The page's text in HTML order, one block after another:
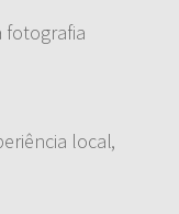
fotografia
local,